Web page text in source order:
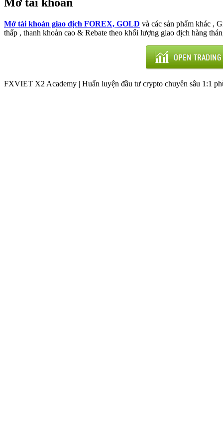
Mở tài khoản
Mở tài khoản giao dịch FOREX, GOLD và các sản phẩm khác ,
thấp , thanh khoản cao & Rebate theo khối lượng giao dịch hàng
FXVIET X2 Academy | Huấn luyện đầu tư crypto chuyên sâu 1:1